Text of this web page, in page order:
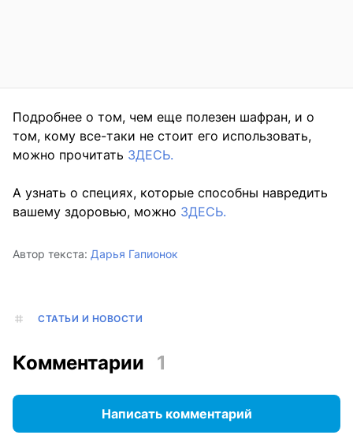
Подробнее о том, чем еще полезен шафран, и о
том, кому все-таки не стоит его использовать,
можно прочитать ЗДЕСЬ.
А узнать о специях, которые способны навредить
вашему здоровью, можно ЗДЕСЬ.
Автор текста: Дарья Гапионок
СТАТЬИ И НОВОСТИ
Комментарии 1
Написать комментарий